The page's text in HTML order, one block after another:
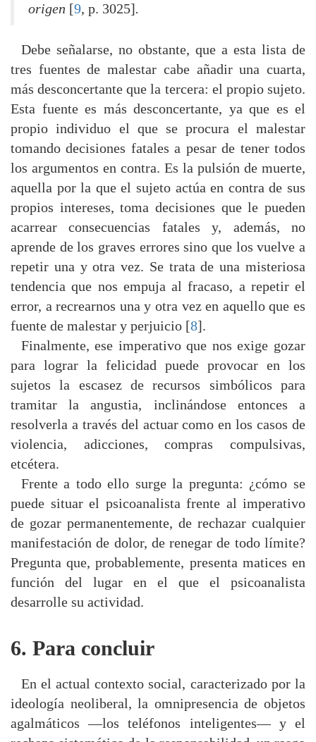
origen [9, p. 3025].
Debe señalarse, no obstante, que a esta lista de
tres fuentes de malestar cabe añadir una cuarta,
más desconcertante que la tercera: el propio sujeto.
Esta fuente es más desconcertante, ya que es el
propio individuo el que se procura el malestar
tomando decisiones fatales a pesar de tener todos
los argumentos en contra. Es la pulsión de muerte,
aquella por la que el sujeto actúa en contra de sus
propios intereses, toma decisiones que le pueden
acarrear consecuencias fatales y, además, no
aprende de los graves errores sino que los vuelve a
repetir una y otra vez. Se trata de una misteriosa
tendencia que nos empuja al fracaso, a repetir el
error, a recrearnos una y otra vez en aquello que es
fuente de malestar y perjuicio [8].
Finalmente, ese imperativo que nos exige gozar
para lograr la felicidad puede provocar en los
sujetos la escasez de recursos simbólicos para
tramitar la angustia, inclinándose entonces a
resolverla a través del actuar como en los casos de
violencia, adicciones, compras compulsivas,
etcétera.
Frente a todo ello surge la pregunta: ¿cómo se
puede situar el psicoanalista frente al imperativo
de gozar permanentemente, de rechazar cualquier
manifestación de dolor, de renegar de todo límite?
Pregunta que, probablemente, presenta matices en
función del lugar en el que el psicoanalista
desarrolle su actividad.
6. Para concluir
En el actual contexto social, caracterizado por la
ideología neoliberal, la omnipresencia de objetos
agalmáticos —los teléfonos inteligentes— y el